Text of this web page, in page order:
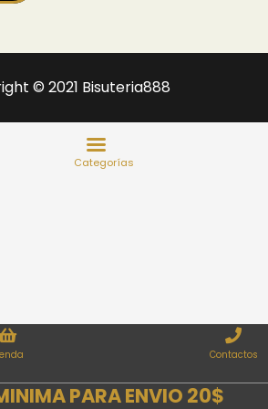
© 2021 Bisuteria888
Contactos
PARA ENVIO 20$